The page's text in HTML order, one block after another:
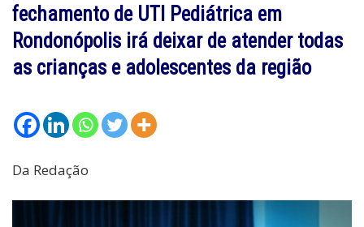
fechamento de UTI Pediátrica em
Rondonópolis irá deixar de atender todas
as crianças e adolescentes da região
Da Redação